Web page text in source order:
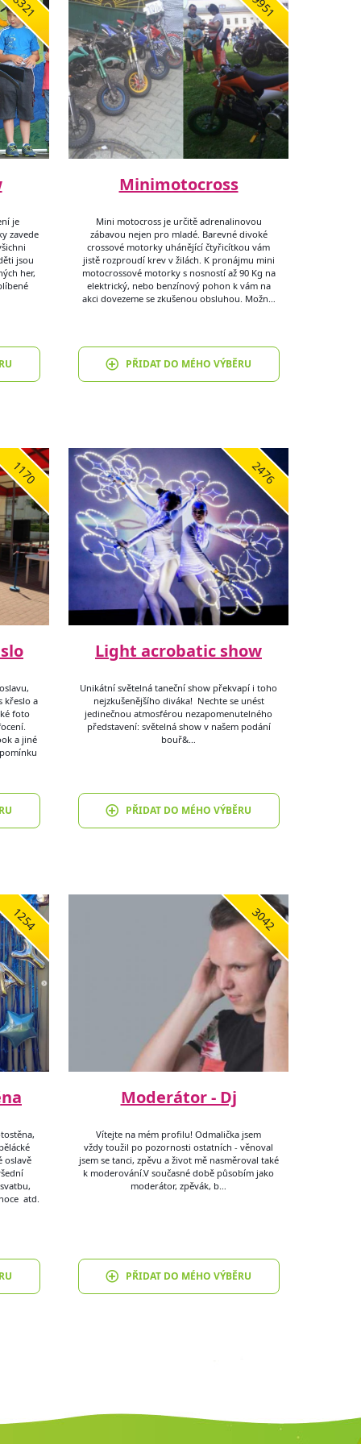
8321
je
zavede
jsou
her,
9951
Minimotocross
Mini motocross je určitě adrenalinovou
zábavou nejen pro mladé. Barevné divoké
crossové motorky uhánějící čtyřicítkou vám
jistě rozproudí krev v žilách. K pronájmu mini
motocrossové motorky s nosností až 90 Kg na
elektrický, nebo benzínový pohon k vám na
akci dovezeme se zkušenou obsluhou. Možn…
PŘIDAT DO MÉHO VÝBĚRU
1170
křeslo a
foto
a jiné
2476
Light acrobatic show
Unikátní světelná taneční show překvapí i toho
nejzkušenějšího diváka! Nechte se unést
jedinečnou atmosférou nezapomenutelného
představení: světelná show v našem podání
bouř&…
PŘIDAT DO MÉHO VÝBĚRU
1254
oslavě
atd.
3042
Moderátor - Dj
Vítejte na mém profilu! Odmalička jsem
vždy toužil po pozornosti ostatních - věnoval
jsem se tanci, zpěvu a život mě nasměroval také
k moderování.​ V současné době působím jako
moderátor, zpěvák, b…
PŘIDAT DO MÉHO VÝBĚRU